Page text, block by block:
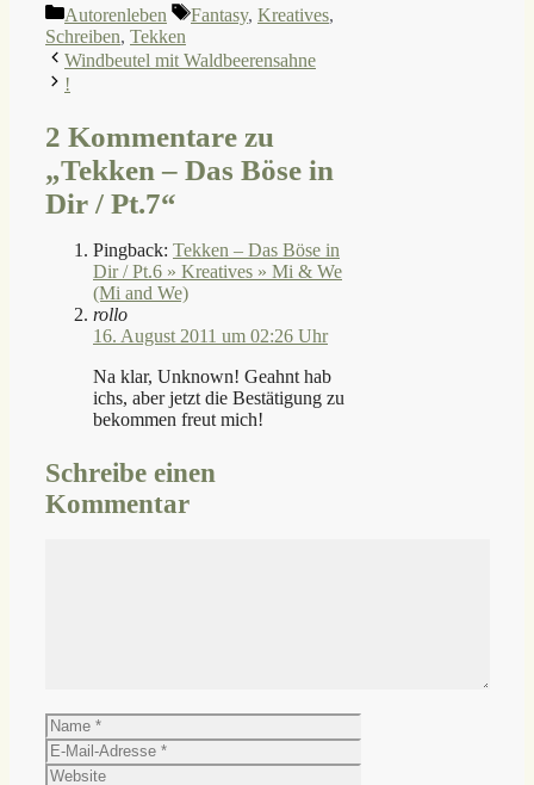
Kategorien
Autorenleben Schlagwörter
Fantasy, Kreatives,
Schreiben, Tekken
Windbeutel mit Waldbeerensahne
!
2 Kommentare zu
„Tekken – Das Böse in
Dir / Pt.7“
Pingback: Tekken – Das Böse in
Dir / Pt.6 » Kreatives » Mi & We
(Mi and We)
rollo
16. August 2011 um 02:26 Uhr
Na klar, Unknown! Geahnt hab
ichs, aber jetzt die Bestätigung zu
bekommen freut mich!
Schreibe einen
Kommentar
Name
E-
Mail-
Website